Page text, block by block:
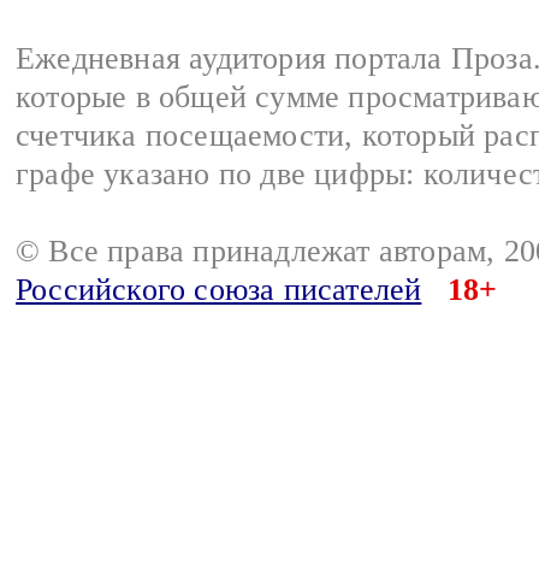
Ежедневная аудитория портала
которые в общей сумме
счетчика посещаемости, который
графе указано по две цифры:
© Все права принадлежат авторам,
Российского союза писателей
18+